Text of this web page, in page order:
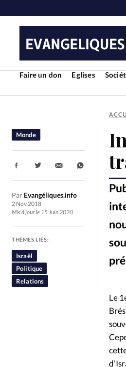
Faire un don Eglises
RUBRIQUES
Toute l'actualité
Economie
Liberté religieuse
People
Monde
Par Evangéliques.info
2 Nov 2018
Mis à jour le 15 Juin 2020
Partager:
THÈMES LIÉS:
Israël
Politique
Relations
Le